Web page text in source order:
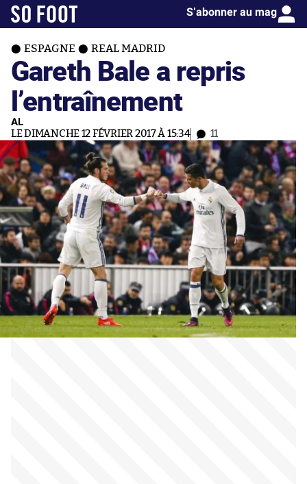
S’abonner au mag
ESPAGNE REAL MADRID
Gareth Bale a repris
l’entraînement
AL
LE DIMANCHE 12 FÉVRIER 2017 À 15:34 11